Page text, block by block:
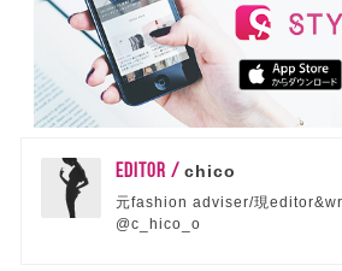
EDITOR /chico
元fashion adviser/現
@c_hico_o